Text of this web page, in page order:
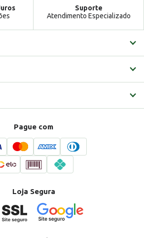
Suporte
Atendimento Especializado
Pague com
Loja Segura